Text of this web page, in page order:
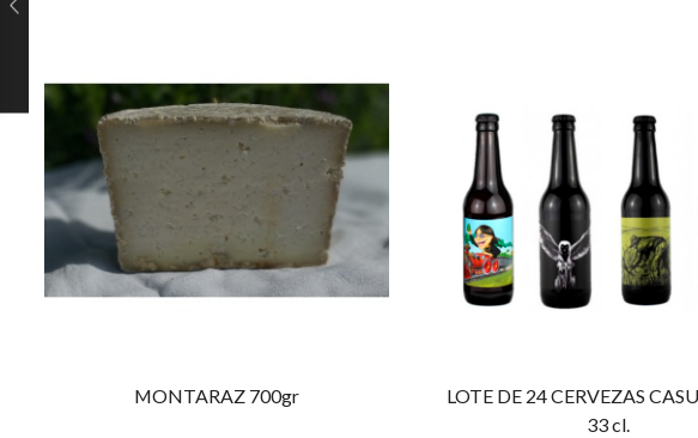
MONTARAZ 700gr
LOTE DE 24 CERVEZAS
33 cl.